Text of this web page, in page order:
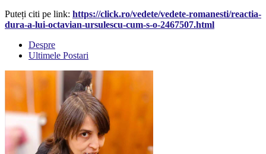
Puteți citi pe link: https://click.ro/vedete/vedete-romanesti/reactia-
dura-a-lui-octavian-ursulescu-cum-s-o-2467507.html
Despre
Ultimele Postari